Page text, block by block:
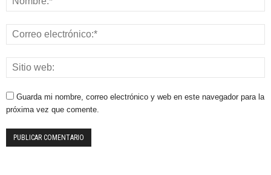
Guarda mi nombre, correo electrónico y web en este navegador para la
próxima vez que comente.